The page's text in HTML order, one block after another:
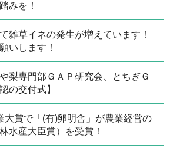
みを！
雑草イネの発生が増えています！
いします！
梨専門部ＧＡＰ研究会、とちぎＧ
の交付式】
大賞で「(有)卵明舎」が農業経営の
水産大臣賞）を受賞！